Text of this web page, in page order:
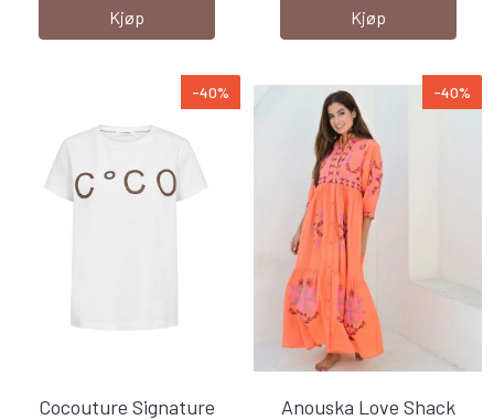
Kjøp Kjøp
-40%
Cocouture Signature
-40%
Anouska Love Shack